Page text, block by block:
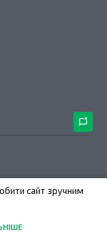
сайт зручним